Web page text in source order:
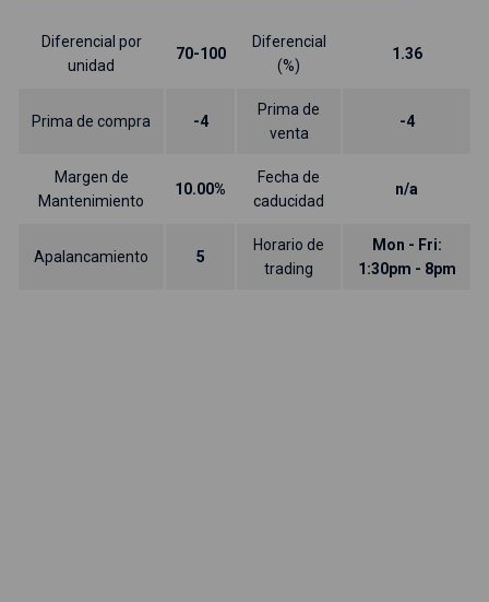
Diferencial por
unidad
70-100
Diferencial
(%)
1.36
Prima de compra -4
Prima de
venta
-4
Margen de
Mantenimiento
10.00%
Fecha de
caducidad
n/a
Apalancamiento 5
Horario de
trading
Mon - Fri:
1:30pm - 8pm